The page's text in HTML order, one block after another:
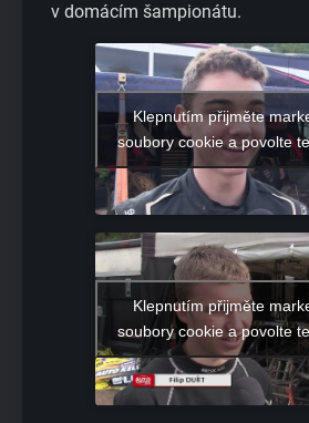
v domácím šampionátu.
Klepnutím přijměte
soubory cookie a povolte
Klepnutím přijměte
soubory cookie a povolte